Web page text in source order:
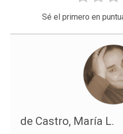
Sé el primero en
de Castro, María L.